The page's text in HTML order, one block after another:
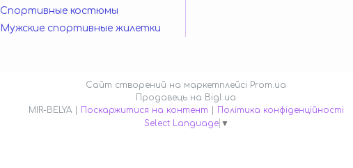
Спортивные костюмы
Мужские спортивные жилетки
Сайт створений на маркетплейсі Prom.ua
Продавець на Bigl.ua
Поскаржитися на контент
Політика конфіденційності
Select Language ▼